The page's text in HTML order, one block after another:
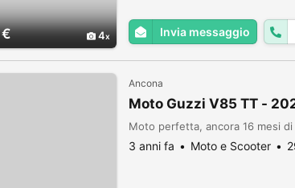
€ 4 Invia messaggio
Ancona
Moto Guzzi V85 TT -
Moto perfetta, ancora 16 mesi
3 anni fa Moto e Scooter